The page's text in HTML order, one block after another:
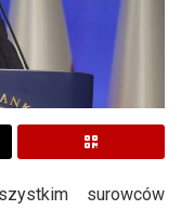
surowców